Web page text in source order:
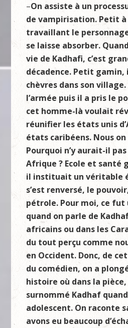
–On assiste à un
de vampirisation. Petit
travaillant le
se laisse absorber.
vie de Kadhafi, c’est
décadence. Petit
chèvres dans son
l’armée puis il a pris le
cet homme-là voulait
réunifier les états unis
états caribéens. Nous on
Pourquoi n’y aurait-il
Afrique ? Ecole et santé
il instituait un véritable
s’est renversé, le
pétrole. Pour moi, ce fut
quand on parle de
africains ou dans les
du tout perçu comme
en Occident. Donc, de
du comédien, on a
histoire où dans la
surnommé Kadhaf
adolescent. On raconte
avons eu beaucoup